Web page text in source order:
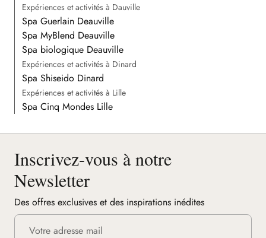
Expériences et activités à Dauville
Spa Guerlain Deauville
Spa MyBlend Deauville
Spa biologique Deauville
Expériences et activités à Dinard
Spa Shiseido Dinard
Expériences et activités à Lille
Spa Cinq Mondes Lille
Inscrivez-vous à notre
Newsletter
Des offres exclusives et des inspirations inédites